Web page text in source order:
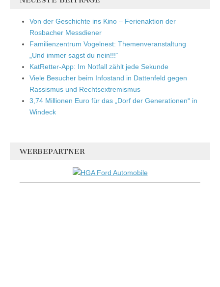
Von der Geschichte ins Kino – Ferienaktion der
Rosbacher Messdiener
Familienzentrum Vogelnest: Themenveranstaltung
„Und immer sagst du nein!!!“
KatRetter-App: Im Notfall zählt jede Sekunde
Viele Besucher beim Infostand in Dattenfeld gegen
Rassismus und Rechtsextremismus
3,74 Millionen Euro für das „Dorf der Generationen“ in
Windeck
WERBEPARTNER